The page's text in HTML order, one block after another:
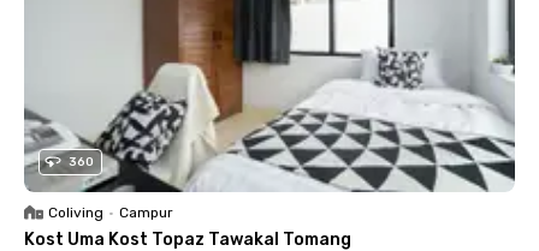
360
Coliving • Campur
Kost Uma Kost Topaz Tawakal Tomang